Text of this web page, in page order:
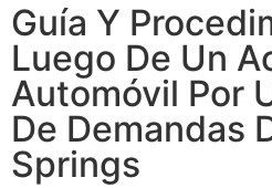
Guía Y
Luego De Un
Automóvil Por
De Demandas
Springs